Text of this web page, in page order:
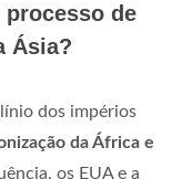
de
Ásia?
dos impérios
da África e
os EUA e a